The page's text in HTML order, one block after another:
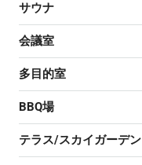
サウナ
会議室
多目的室
BBQ場
テラス/スカイガーデン